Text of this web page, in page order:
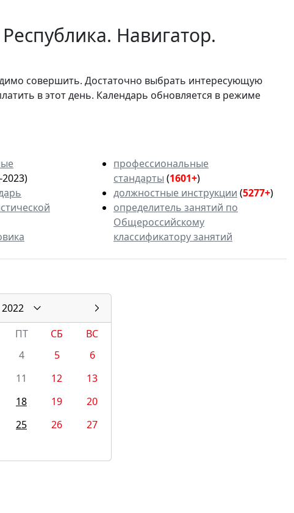
Навигатор.
совершить. Достаточно выбрать интересующую
в этот день. Календарь обновляется в режиме
профессиональные
стандарты (1601+)
должностные инструкции (5277+)
определитель занятий по
Общероссийскому
классификатору занятий
2022
ПТ СБ
ВС
4 5
6
11 12
13
18 19
20
25 26
27